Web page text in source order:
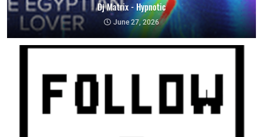
Dj Matrix - Hypnotic
June 27, 2026